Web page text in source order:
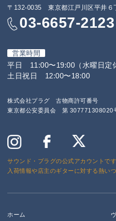
〒132-0035 東京都江戸川区平井６
03-6657-2123
営業時間
平日 11:00〜19:00（水曜日定
土日祝日 12:00〜18:00
株式会社プラグ 古物商許可番号
東京都公安委員会 第 307771308020
サウンド・プラグの公式アカウントです
入荷情報や店主のギターに対する熱い
ホーム